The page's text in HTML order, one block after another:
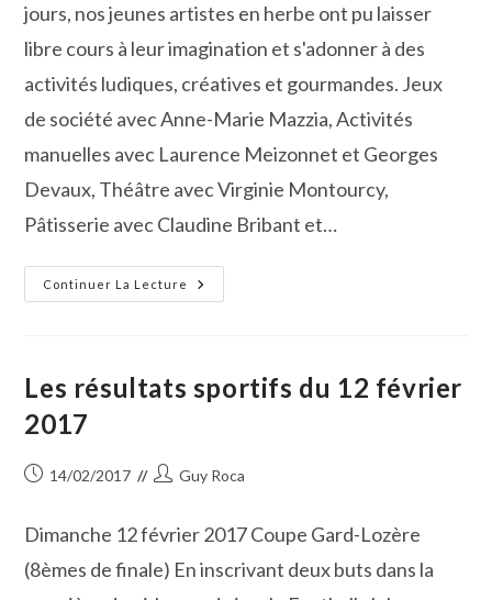
jours, nos jeunes artistes en herbe ont pu laisser
libre cours à leur imagination et s'adonner à des
activités ludiques, créatives et gourmandes. Jeux
de société avec Anne-Marie Mazzia, Activités
manuelles avec Laurence Meizonnet et Georges
Devaux, Théâtre avec Virginie Montourcy,
Pâtisserie avec Claudine Bribant et…
Continuer La Lecture
Activités
Ludiques,
Culturel
Les résultats sportifs du 12 février
2017
Publication
14/02/2017
Auteur/autrice
publication :
Guy Roca
Dimanche 12 février 2017 Coupe Gard-Lozère
(8èmes de finale) En inscrivant deux buts dans la